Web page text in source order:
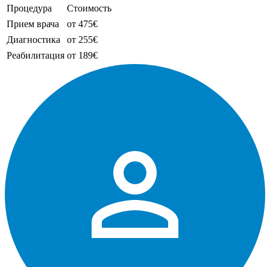
Процедура
Стоимость
Прием врача
от 475€
Диагностика
от 255€
Реабилитация от 189€